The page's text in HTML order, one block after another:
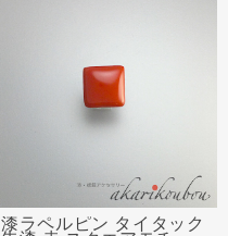
漆ラペルピン タイタック